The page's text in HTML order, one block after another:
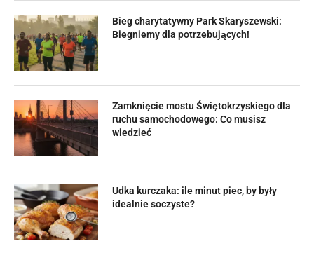
Bieg charytatywny Park Skaryszewski:
Biegniemy dla potrzebujących!
Zamknięcie mostu Świętokrzyskiego dla
ruchu samochodowego: Co musisz
wiedzieć
Udka kurczaka: ile minut piec, by były
idealnie soczyste?